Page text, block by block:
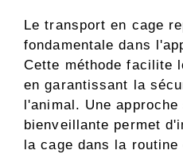
Le transport en cage
fondamentale dans
Cette méthode facilite
en garantissant la
l'animal. Une
bienveillante permet
la cage dans la routine